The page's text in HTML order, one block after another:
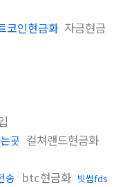
코인현금화 자금현금
곳 컬쳐랜드현금화
송 btc현금화 빗썸fds